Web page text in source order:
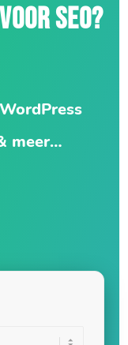
SEO?
meer…